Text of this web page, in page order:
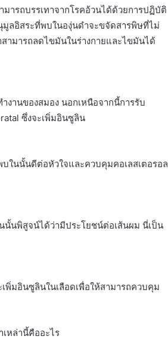
ารถบรรเทาจากโรคอ้วนได้ด้วยการปฏิบัติ
มูลอิสระที่พบในองุ่นดำจะขจัดสารพิษที่ไม่
ามารถลดไขมันในร่างกายและไขมันได้
านของสมอง นอกเหนือจากนี้การรับ
ซึ่งจะเพิ่มอินซูลิน
ในนั้นดีต่อหัวใจและควบคุมคอเลสเตอรอล
นพิสูจน์ได้ว่ามีประโยชน์ต่อเส้นผม นี่เป็น
พิ่มอินซูลินในเลือดเพื่อให้สามารถควบคุม
หล่านี้คืออะไร